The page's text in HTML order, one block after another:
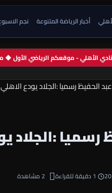
أخبار الرياضة المتنوعة نجم
الأهلي - موقعكم الرياضي الأول
الحفيظ رسميا :الجلاد يودع
رسميا
1 دقيقة للقراءة 2 مشاهدة